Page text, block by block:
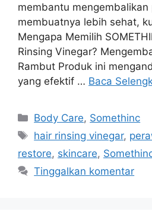
membantu
membuatnya lebih sehat,
Mengapa Memilih
Rinsing Vinegar?
Rambut Produk ini
yang efektif … Baca
Kategori
Body Care, Somethinc
Tag
hair rinsing vinegar,
restore, skincare,
Tinggalkan komentar